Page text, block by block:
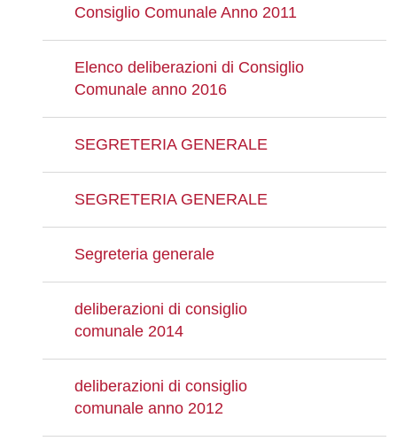
Consiglio Comunale Anno 2011
Elenco deliberazioni di Consiglio
Comunale anno 2016
SEGRETERIA GENERALE
SEGRETERIA GENERALE
Segreteria generale
deliberazioni di consiglio
comunale 2014
deliberazioni di consiglio
comunale anno 2012